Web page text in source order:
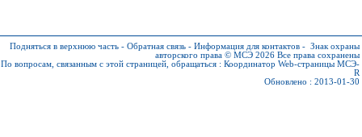
Подняться в верхнюю часть - Обратная связь - Информация для контактов - Знак охраны
авторского права © МСЭ 2026 Все права сохранены
По вопросам, связанным с этой страницей, обращаться : Координатор Web-страницы МСЭ-
R
Обновлено : 2013-01-30